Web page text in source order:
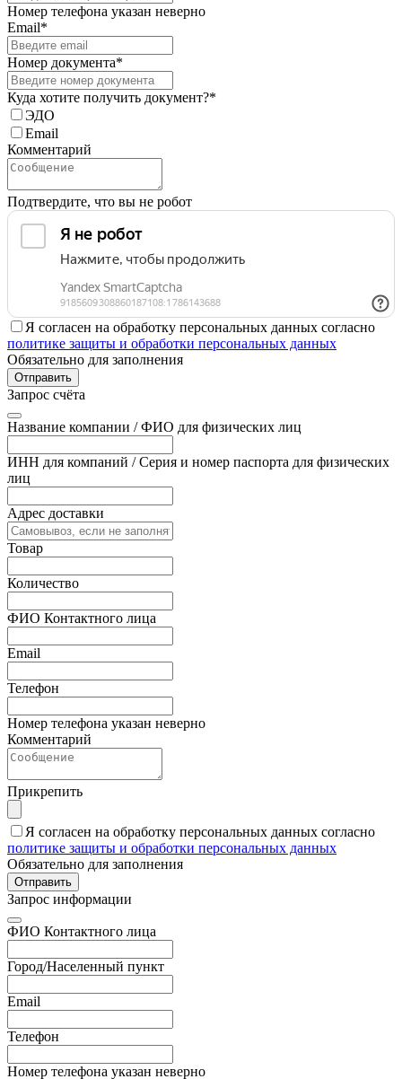
Номер телефона указан неверно
Email*
Номер документа*
Куда хотите получить документ?*
ЭДО
Email
Комментарий
Подтвердите, что вы не робот
Я согласен на обработку персональных данных согласно
политике защиты и обработки персональных данных
Обязательно для заполнения
Отправить
Запрос счёта
Название компании / ФИО для физических лиц
ИНН для компаний / Серия и номер паспорта для физических
лиц
Адрес доставки
Товар
Количество
ФИО Контактного лица
Email
Телефон
Номер телефона указан неверно
Комментарий
Прикрепить
Я согласен на обработку персональных данных согласно
политике защиты и обработки персональных данных
Обязательно для заполнения
Отправить
Запрос информации
ФИО Контактного лица
Город/Населенный пункт
Email
Телефон
Номер телефона указан неверно